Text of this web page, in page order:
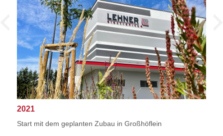
2021
Start mit dem geplanten Zubau in Großhöflein